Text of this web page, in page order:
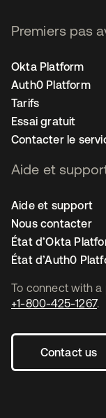
To connect with
+1-800-425-1267.
Contact us
Premiers pas
Okta Platform
Auth0 Platform
Tarifs
Essai gratuit
Contacter le
Aide et
Aide et support
Nous contacter
État d’Okta
État d’Auth0